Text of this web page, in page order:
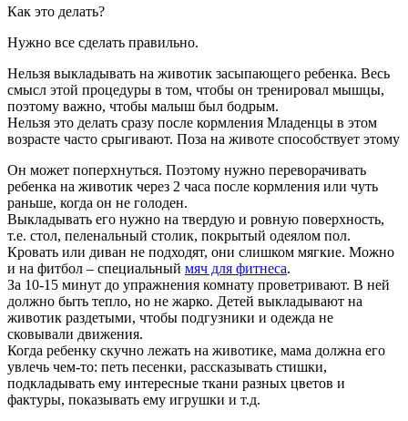
Как это делать?
Нужно все сделать правильно.
Нельзя выкладывать на животик засыпающего ребенка. Весь
смысл этой процедуры в том, чтобы он тренировал мышцы,
поэтому важно, чтобы малыш был бодрым.
Нельзя это делать сразу после кормления Младенцы в этом
возрасте часто срыгивают. Поза на животе способствует этому
Он может поперхнуться. Поэтому нужно переворачивать
ребенка на животик через 2 часа после кормления или чуть
раньше, когда он не голоден.
Выкладывать его нужно на твердую и ровную поверхность,
т.е. стол, пеленальный столик, покрытый одеялом пол.
Кровать или диван не подходят, они слишком мягкие. Можно
и на фитбол – специальный мяч для фитнеса.
За 10-15 минут до упражнения комнату проветривают. В ней
должно быть тепло, но не жарко. Детей выкладывают на
животик раздетыми, чтобы подгузники и одежда не
сковывали движения.
Когда ребенку скучно лежать на животике, мама должна его
увлечь чем-то: петь песенки, рассказывать стишки,
подкладывать ему интересные ткани разных цветов и
фактуры, показывать ему игрушки и т.д.